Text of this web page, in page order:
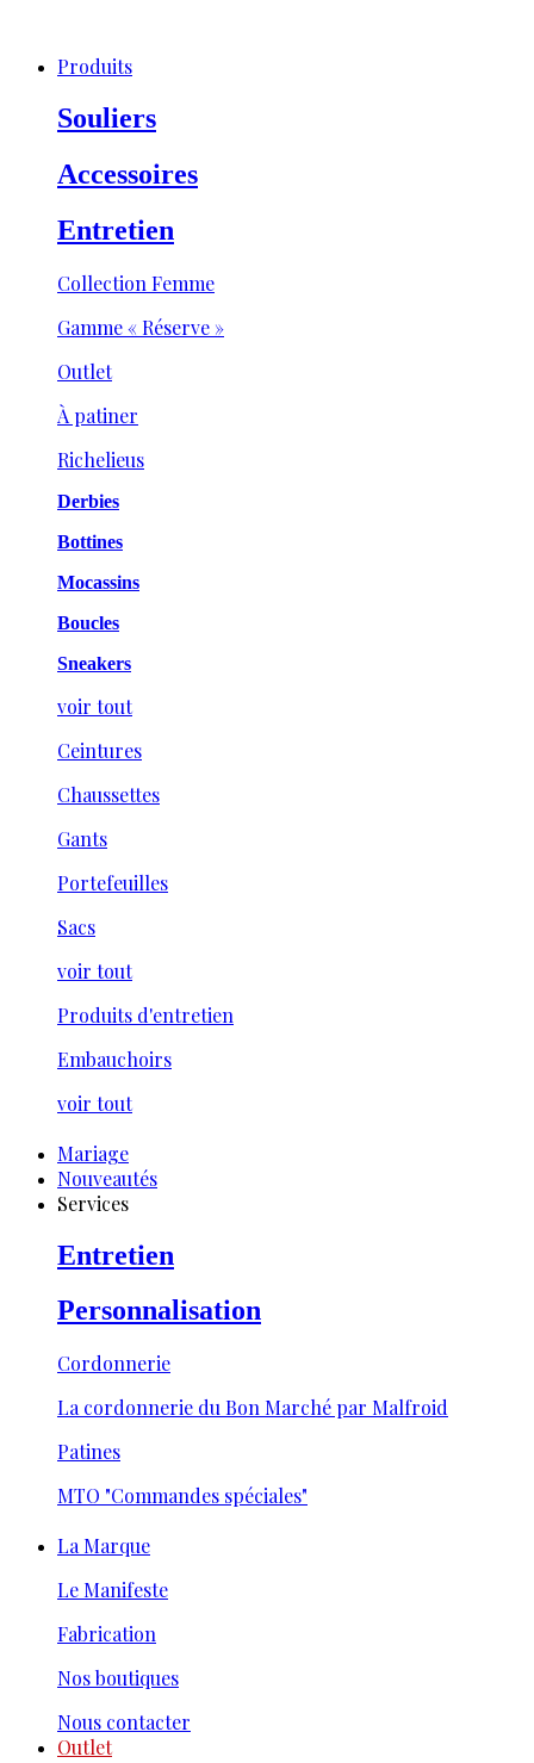
Produits
Souliers
Accessoires
Entretien
Collection Femme
Gamme « Réserve »
Outlet
À patiner
Richelieus
Derbies
Bottines
Mocassins
Boucles
Sneakers
voir tout
Ceintures
Chaussettes
Gants
Portefeuilles
Sacs
voir tout
Produits d'entretien
Embauchoirs
voir tout
Mariage
Nouveautés
Services
Entretien
Personnalisation
Cordonnerie
La cordonnerie du Bon Marché par Malfroid
Patines
MTO "Commandes spéciales"
La Marque
Le Manifeste
Fabrication
Nos boutiques
Nous contacter
Outlet